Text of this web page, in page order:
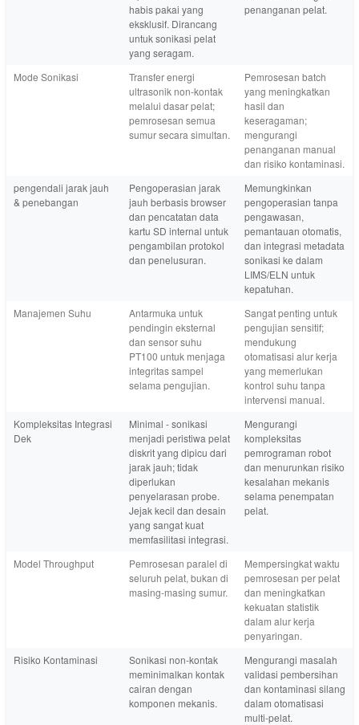
habis pakai yang
eksklusif. Dirancang
untuk sonikasi pelat
yang seragam.
penanganan pelat.
Mode Sonikasi
Transfer energi
ultrasonik non-kontak
melalui dasar pelat;
pemrosesan semua
sumur secara simultan.
Pemrosesan batch
yang meningkatkan
hasil dan
keseragaman;
mengurangi
penanganan manual
dan risiko kontaminasi.
pengendali jarak jauh
& penebangan
Pengoperasian jarak
jauh berbasis browser
dan pencatatan data
kartu SD internal untuk
pengambilan protokol
dan penelusuran.
Memungkinkan
pengoperasian tanpa
pengawasan,
pemantauan otomatis,
dan integrasi metadata
sonikasi ke dalam
LIMS/ELN untuk
kepatuhan.
Manajemen Suhu
Antarmuka untuk
pendingin eksternal
dan sensor suhu
PT100 untuk menjaga
integritas sampel
selama pengujian.
Sangat penting untuk
pengujian sensitif;
mendukung
otomatisasi alur kerja
yang memerlukan
kontrol suhu tanpa
intervensi manual.
Kompleksitas Integrasi
Dek
Minimal - sonikasi
menjadi peristiwa pelat
diskrit yang dipicu dari
jarak jauh; tidak
diperlukan
penyelarasan probe.
Jejak kecil dan desain
yang sangat kuat
memfasilitasi integrasi.
Mengurangi
kompleksitas
pemrograman robot
dan menurunkan risiko
kesalahan mekanis
selama penempatan
pelat.
Model Throughput
Pemrosesan paralel di
seluruh pelat, bukan di
masing-masing sumur.
Mempersingkat waktu
pemrosesan per pelat
dan meningkatkan
kekuatan statistik
dalam alur kerja
penyaringan.
Risiko Kontaminasi
Sonikasi non-kontak
meminimalkan kontak
cairan dengan
komponen mekanis.
Mengurangi masalah
validasi pembersihan
dan kontaminasi silang
dalam otomatisasi
multi-pelat.